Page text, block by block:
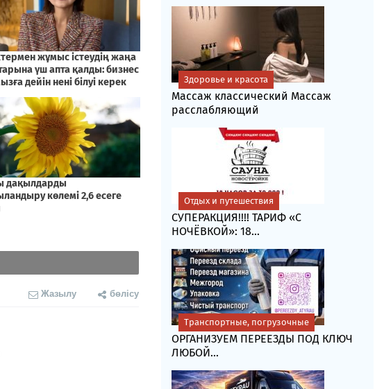
Жазылу бөлісу
Массаж классический Массаж
расслабляющий
Здоровье и красота
СУПЕРАКЦИЯ!!!! ТАРИФ «C
НОЧЁВКОЙ»: 18...
Отдых и путешествия
ОРГАНИЗУЕМ ПЕРЕЕЗДЫ ПОД КЛЮЧ
ЛЮБОЙ...
Транспортные, погрузочные